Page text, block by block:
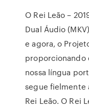
O Rei Leão –
Dual Áudio
e agora, o
proporcionando
nossa língua
segue fielmente
Rei Leão. O Rei